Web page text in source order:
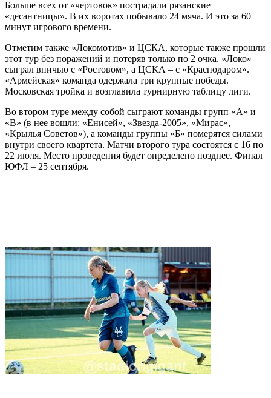
Больше всех от «чертовок» пострадали рязанские
«десантницы». В их воротах побывало 24 мяча. И это за 60
минут игрового времени.
Отметим также «Локомотив» и ЦСКА, которые также прошли
этот тур без поражений и потеряв только по 2 очка. «Локо»
сыграл вничью с «Ростовом», а ЦСКА – с «Краснодаром».
«Армейская» команда одержала три крупные победы.
Московская тройка и возглавила турнирную таблицу лиги.
Во втором туре между собой сыграют команды групп «А» и
«В» (в нее вошли: «Енисей», «Звезда-2005», «Мирас»,
«Крылья Советов»), а команды группы «Б» померятся силами
внутри своего квартета. Матчи второго тура состоятся с 16 по
22 июля. Место проведения будет определено позднее. Финал
ЮФЛ – 25 сентября.